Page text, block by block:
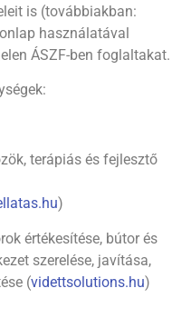
is (továbbiakban:
használatával
ÁSZF-ben foglaltakat.
terápiás és fejlesztő
)
értékesítése, bútor és
szerelése, javítása,
(videttsolutions.hu)